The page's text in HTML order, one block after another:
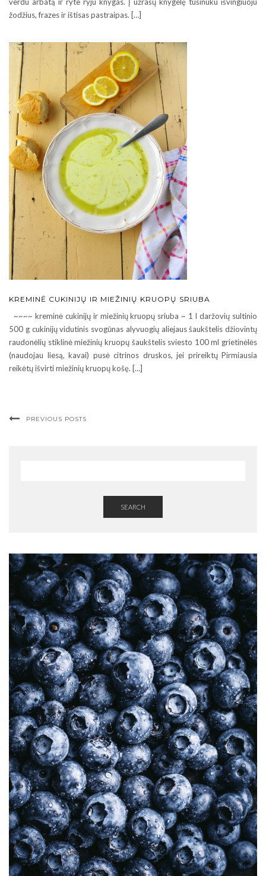
žodžius, frazes ir ištisas pastraipas. […]
KREMINĖ CUKINIJŲ IR MIEŽINIŲ KRUOPŲ SRIUBA
~~~~ kreminė cukinijų ir miežinių kruopų sriuba ~ 1 l daržovių sultinio
500 g cukinijų vidutinis svogūnas alyvuogių aliejaus šaukštelis džiovintų
raudonėlių stiklinė miežinių kruopų šaukštelis sviesto 100 ml grietinėlės
(naudojau liesą, kavai) pusė citrinos druskos, jei prireiktų Pirmiausia
reikėtų išvirti miežinių kruopų košę. […]
PREVIOUS POSTS
SEARCH